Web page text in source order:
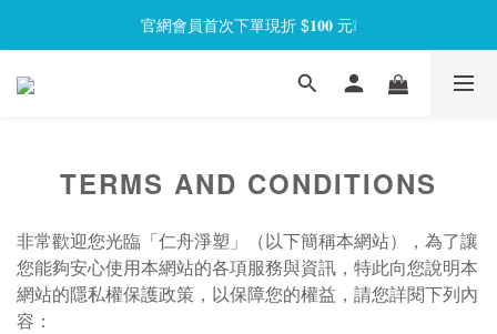
官網會員首次下單現折 $𝟏𝟎𝟎 元❕
官網會員首次下單現折 $𝟏𝟎𝟎 元❕
【限時回饋】小海龜矽密盒最低 𝟱𝟴 折起
TERMS AND CONDITIONS
非常歡迎您光臨「仁舟淨塑」（以下簡稱本網站），為了讓
您能夠安心使用本網站的各項服務與資訊，特此向您說明本
網站的隱私權保護政策，以保障您的權益，請您詳閱下列內
容：